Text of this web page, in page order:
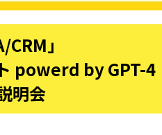
CRM」
powerd by GPT-4
明会